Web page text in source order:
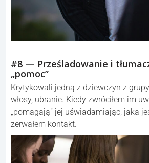
#8 — Prześladowanie i
„pomoc”
Krytykowali jedną z dziewczyn z
włosy, ubranie. Kiedy zwróciłem im
„pomagają” jej uświadamiając, jaka
zerwałem kontakt.